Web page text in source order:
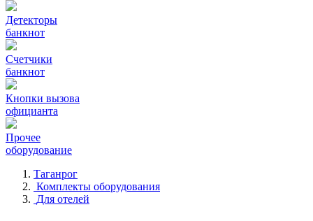
Детекторы
банкнот
Счетчики
банкнот
Кнопки вызова
официанта
Прочее
оборудование
Таганрог
Комплекты оборудования
Для отелей